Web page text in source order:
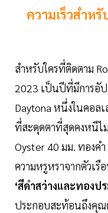
ความเร็วสำห
สำหรับใครที่ติดตาม
2023 เป็นปีที่มีการอัป
Daytona หนึ่งในคอล
ที่สะดุดตาที่สุดคงหนีไ
Oyster 40 มม. ทองค
ความหรูหราจากตัวเ
‘สีดำสว่างและทองป
ประกอบสะท้อนถึงคุณ